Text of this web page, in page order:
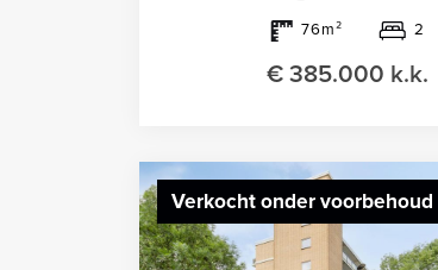
76m² 2
€ 385.000 k.k.
Verkocht onder voorbehoud